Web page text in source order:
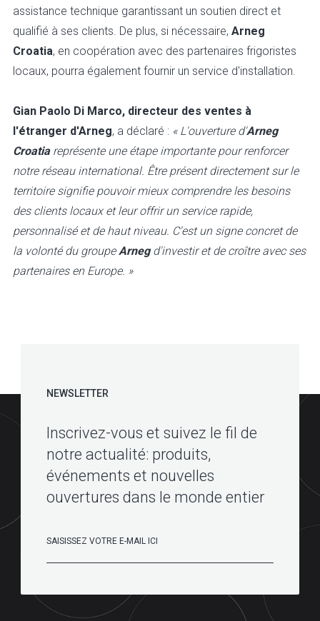
assistance technique garantissant un soutien direct et
qualifié à ses clients. De plus, si nécessaire, Arneg
Croatia, en coopération avec des partenaires frigoristes
locaux, pourra également fournir un service d'installation.
Gian Paolo Di Marco, directeur des ventes à
l'étranger d'Arneg, a déclaré : « L'ouverture d'Arneg
Croatiareprésente une étape importante pour renforcer
notre réseau international. Être présent directement sur le
territoire signifie pouvoir mieux comprendre les besoins
des clients locaux et leur offrir un service rapide,
personnalisé et de haut niveau. C'est un signe concret de
la volonté du groupe Arnegd'investir et de croître avec ses
partenaires en Europe. »
NEWSLETTER
Inscrivez-vous et suivez le fil de
notre actualité: produits,
événements et nouvelles
ouvertures dans le monde entier